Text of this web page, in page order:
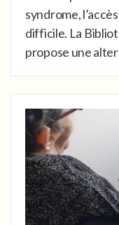
syndrome,
difficile. La
propose une